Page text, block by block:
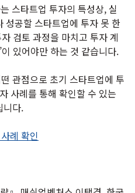
스타트업 투자의 특성상, 실
성공할 스타트업에 투자 못 한
검토 과정을 마치고 투자 계
있어야만 하는 것 같습니다.
관점으로 초기 스타트업에 투
사례를 통해 확인할 수 있는
니다.
례 확인